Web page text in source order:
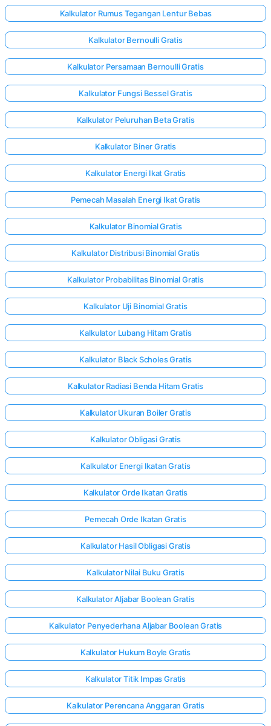
Kalkulator Rumus Tegangan Lentur Bebas
Kalkulator Bernoulli Gratis
Kalkulator Persamaan Bernoulli Gratis
Kalkulator Fungsi Bessel Gratis
Kalkulator Peluruhan Beta Gratis
Kalkulator Biner Gratis
Kalkulator Energi Ikat Gratis
Pemecah Masalah Energi Ikat Gratis
Kalkulator Binomial Gratis
Kalkulator Distribusi Binomial Gratis
Kalkulator Probabilitas Binomial Gratis
Kalkulator Uji Binomial Gratis
Kalkulator Lubang Hitam Gratis
Kalkulator Black Scholes Gratis
Kalkulator Radiasi Benda Hitam Gratis
Kalkulator Ukuran Boiler Gratis
Kalkulator Obligasi Gratis
Kalkulator Energi Ikatan Gratis
Kalkulator Orde Ikatan Gratis
Pemecah Orde Ikatan Gratis
Kalkulator Hasil Obligasi Gratis
Kalkulator Nilai Buku Gratis
Kalkulator Aljabar Boolean Gratis
Kalkulator Penyederhana Aljabar Boolean Gratis
Kalkulator Hukum Boyle Gratis
Kalkulator Titik Impas Gratis
Kalkulator Perencana Anggaran Gratis